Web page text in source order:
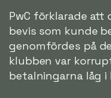
PwC förklarade
bevis som kunde
genomfördes på
klubben var
betalningarna låg i